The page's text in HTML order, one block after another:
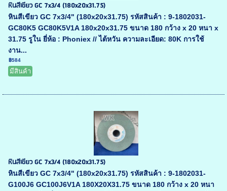
หินสีเขียว GC 7x3/4 (180x20x31.75)
หินสีเขียว GC 7x3/4" (180x20x31.75) รหัสสินค้า : 9-1802031-
GC80K5 GC80K5V1A 180x20x31.75 ขนาด 180 กว้าง x 20 หนา x
31.75 รูใน ยี่ห้อ : Phoniex // ไต้หวัน ความละเอียด: 80K การใช้
งาน...
฿584
มีสินค้า
หินสีเขียว GC 7x3/4 (180x20x31.75)
หินสีเขียว GC 7x3/4" (180x20x31.75) รหัสสินค้า : 9-1802031-
G100J6 GC100J6V1A 180X20X31.75 ขนาด 180 กว้าง x 20 หนา